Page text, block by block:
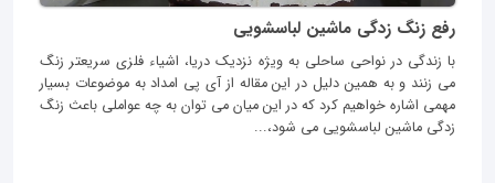
رفع زنگ زدگی ماشین لباسشویی
با زندگی در نواحی ساحلی به ویژه نزدیک دریا، اشیاء فلزی سریعتر زنگ
می‌ زنند و به همین دلیل در این مقاله از آی پی امداد به موضوعات بسیار
مهمی اشاره خواهیم کرد که در این میان می توان به چه عواملی باعث زنگ
زدگی ماشین لباسشویی می شود،...